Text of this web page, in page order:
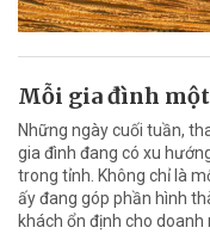
Mỗi gia đình
Những ngày cuối tuần,
gia đình đang có xu
trong tỉnh. Không chỉ là
ấy đang góp phần hình
khách ổn định cho